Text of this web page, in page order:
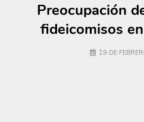
Preocupación
fideicomisos
19 DE